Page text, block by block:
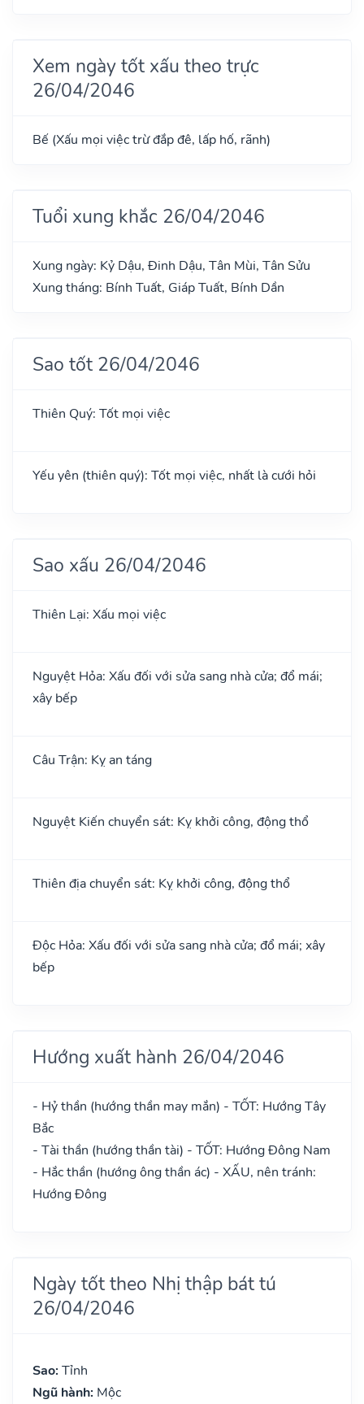
Xem ngày tốt xấu theo trực
26/04/2046
Bế (Xấu mọi việc trừ đắp đê, lấp hố, rãnh)
Tuổi xung khắc 26/04/2046
Xung ngày: Kỷ Dậu, Đinh Dậu, Tân Mùi, Tân Sửu
Xung tháng: Bính Tuất, Giáp Tuất, Bính Dần
Sao tốt 26/04/2046
Thiên Quý: Tốt mọi việc
Yếu yên (thiên quý): Tốt mọi việc, nhất là cưới hỏi
Sao xấu 26/04/2046
Thiên Lại: Xấu mọi việc
Nguyệt Hỏa: Xấu đối với sửa sang nhà cửa; đổ mái;
xây bếp
Câu Trận: Kỵ an táng
Nguyệt Kiến chuyển sát: Kỵ khởi công, động thổ
Thiên địa chuyển sát: Kỵ khởi công, động thổ
Độc Hỏa: Xấu đối với sửa sang nhà cửa; đổ mái; xây
bếp
Hướng xuất hành 26/04/2046
- Hỷ thần (hướng thần may mắn) - TỐT: Hướng Tây
Bắc
- Tài thần (hướng thần tài) - TỐT: Hướng Đông Nam
- Hắc thần (hướng ông thần ác) - XẤU, nên tránh:
Hướng Đông
Ngày tốt theo Nhị thập bát tú
26/04/2046
Sao: Tỉnh
Ngũ hành: Mộc